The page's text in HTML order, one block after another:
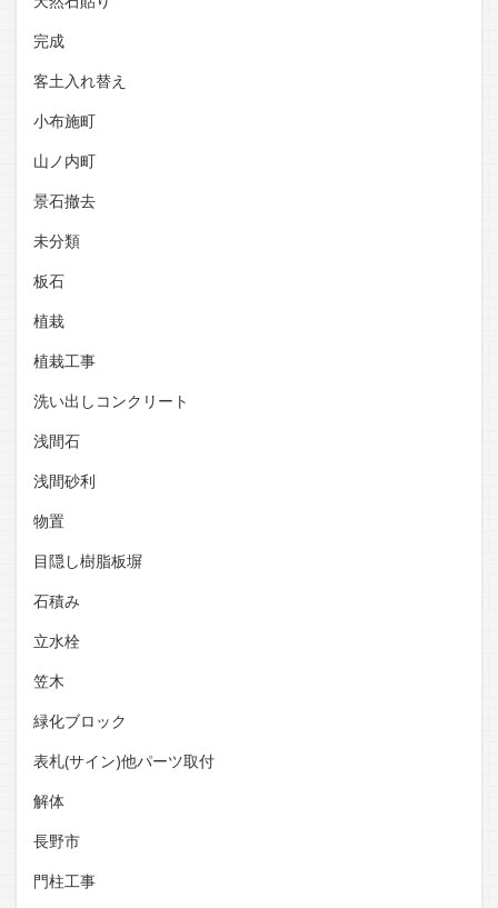
完成
客土入れ替え
小布施町
山ノ内町
景石撤去
未分類
板石
植栽
植栽工事
洗い出しコンクリート
浅間石
浅間砂利
物置
目隠し樹脂板塀
石積み
立水栓
笠木
緑化ブロック
表札(サイン)他パーツ取付
解体
長野市
門柱工事